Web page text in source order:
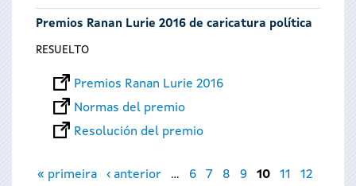
Premios Ranan Lurie 2016 de caricatura política
RESUELTO
Premios Ranan Lurie 2016
Normas del premio
Resolución del premio
Páginas
« primeira ‹ anterior … 6 7 8 9 10 11
12